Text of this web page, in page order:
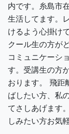
内です。糸島市
生活してます。
けるよう心掛け
クール生の方が
コミュニケーシ
す。受講生の方
おります。 飛距
ばしたい方、私
てさしあげます
しみたい方お気